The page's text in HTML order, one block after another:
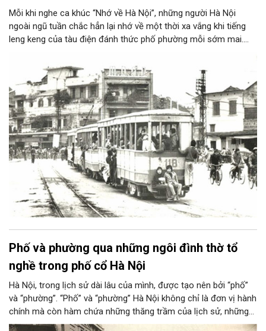
Mỗi khi nghe ca khúc “Nhớ về Hà Nội”, những người Hà Nội
ngoài ngũ tuần chắc hẳn lại nhớ về một thời xa vắng khi tiếng
leng keng của tàu điện đánh thức phố phường mỗi sớm mai.
chở biết bao thế hệ người Hà Nội. Ít ai nghĩ câu chuyện về
những chuyến tàu ấy lại bắt đầu từ một thứ nhỏ bé: chiếc vé.
Phố và phường qua những ngôi đình thờ tổ
nghề trong phố cổ Hà Nội
Hà Nội, trong lịch sử dài lâu của mình, được tạo nên bởi “phố”
và “phường”. “Phố” và “phường” Hà Nội không chỉ là đơn vị hành
chính mà còn hàm chứa những thăng trầm của lịch sử, những
đổi thay của xã hội và những giá trị được kiến tạo bởi các cộng